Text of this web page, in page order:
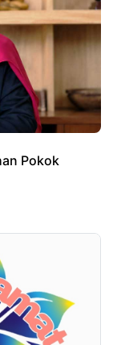
Pokok